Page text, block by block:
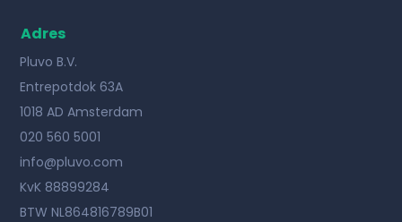
Adres
Pluvo B.V.
Entrepotdok 63A
1018 AD Amsterdam
020 560 5001
info@pluvo.com
KvK 88899284
BTW NL864816789B01